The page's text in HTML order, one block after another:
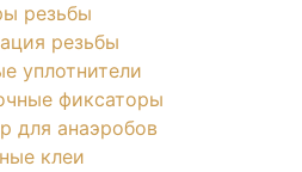
резьбы
резьбы
уплотнители
фиксаторы
для анаэробов
клеи